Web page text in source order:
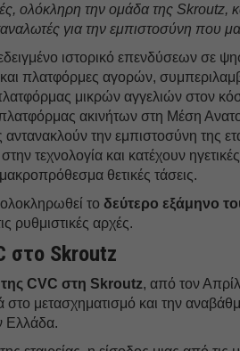
ολόκληρη την ομάδα της Skroutz,
για την εμπιστοσύνη που
ιστορικό επενδύσεων σε
και πλατφόρμες αγορών,
μικρών αγγελιών στον
ακινήτων στη Μέση
την εμπιστοσύνη της
τεχνολογία και κατέχουν
θετικές τάσεις.
τοδεύτερο εξάμηνο
ρυθμιστικές αρχές.
στο Skroutz
της CVC στη Skroutz, από τον
μετασχηματισμό και την
Ελλάδα.